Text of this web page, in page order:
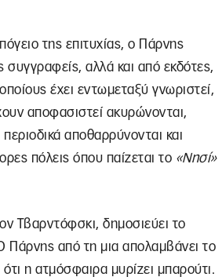
της επιτυχίας, ο Πάρνης
αλλά και από εκδότες,
έχει εντωμεταξύ γνωριστεί,
αποφασιστεί ακυρώνονται,
αποθαρρύνονται και
πόλεις όπου παίζεται το «Νησί»
Τβαρντόφσκι, δημοσιεύει το
Πάρνης από τη μια απολαμβάνει το
η ατμόσφαιρα μυρίζει μπαρούτι.